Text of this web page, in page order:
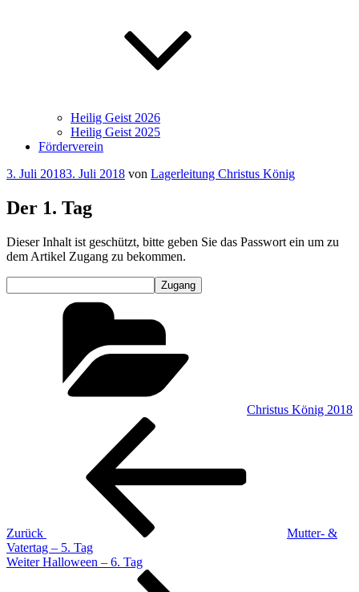
Heilig Geist 2026
Heilig Geist 2025
Förderverein
Veröffentlicht
3. Juli 20183. Juli 2018 von Lagerleitung Christus König
Der 1. Tag
Dieser Inhalt ist geschützt, bitte geben Sie das Passwort ein um zu
dem Artikel Zugang zu bekommen.
Christus König 2018
Beitragsnavigation
Zurück
Mutter- &
Vatertag – 5. Tag
Nächster
Weiter Halloween – 6. Tag